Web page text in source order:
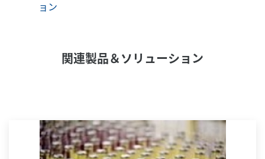
ョン
関連製品＆ソリューション